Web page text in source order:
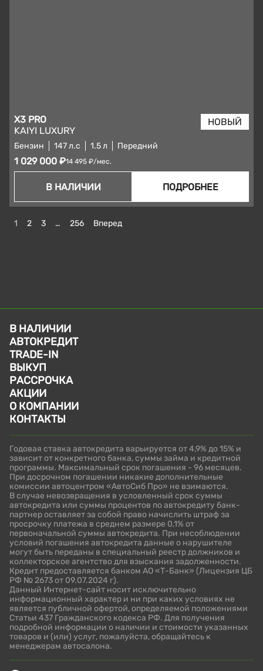
X3 PRO
KAIYI LUXURY
Бензин 147 л.с 1.5 л Передний
1 029 000 ₽14 495 ₽/мес.
В НАЛИЧИИ ПОДРОБНЕЕ
1 2 3 … 256 Вперед
В НАЛИЧИИ
АВТОКРЕДИТ
TRADE-IN
ВЫКУП
РАССРОЧКА
АКЦИИ
О КОМПАНИИ
КОНТАКТЫ
Годовая ставка автокредита варьируется от 4,9% до 15% и
зависит от конкретного банка, суммы займа и кредитной
программы. Максимальный срок погашения - 96 месяцев.
При досрочном погашении никакие дополнительные
комиссии автоцентром «АвтоСиб Про» не взимаются.
В случае невозвращения в условленный срок суммы
автокредита или суммы процентов по автокредиту банк-
партнер оставляет за собой право начислить штраф за
просрочку платежа в среднем размере 0,1% от
первоначальной суммы автокредита. При несоблюдении
условий погашения автокредита данные о нарушителе
могут быть переданы в специальный реестр должников и
коллекторское агентство для взыскания задолженности.
Кредит предоставляется банком АО «Т-Банк» (Лицензия ЦБ
РФ № 2673 от 09.07.2024 г).
Данный Интернет-сайт носит исключительно
информационный характер и ни при каких условиях не
является публичной офертой, определяемой положениями
Статьи 437 Гражданского кодекса РФ. Для получения
подробной информации о наличии и стоимости указанных
товаров и (или) услуг, пожалуйста, обращайтесь к
менеджерам автосалона.